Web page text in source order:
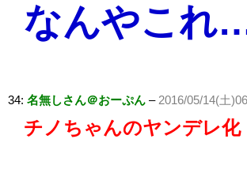
なんやこれ
34: 名無しさん＠おーぷん –2016/05/14(土
チノちゃんのヤンデレ化